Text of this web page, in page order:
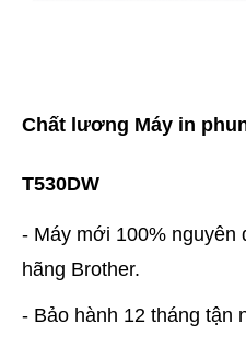
Chất lương Máy in
T530DW
- Máy mới 100% nguyên
hãng Brother.
- Bảo hành 12 tháng tận